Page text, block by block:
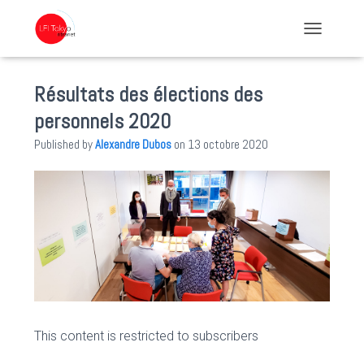
Résultats des élections des
personnels 2020
Published byAlexandre Dubos on 13 octobre 2020
This content is restricted to subscribers